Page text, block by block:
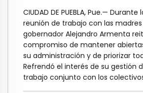
CIUDAD DE PUEBLA, Pue.—
reunión de trabajo con las
gobernador Alejandro Armenta
compromiso de mantener
su administración y de priorizar
Refrendó el interés de su gestión
trabajo conjunto con los